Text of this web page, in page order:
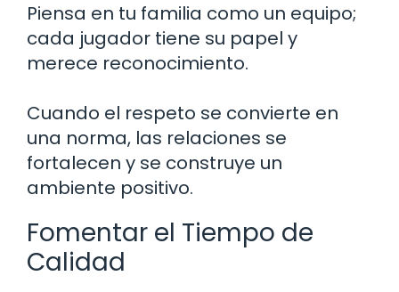
Piensa en tu familia como un equipo;
cada jugador tiene su papel y
merece reconocimiento.
Cuando el respeto se convierte en
una norma, las relaciones se
fortalecen y se construye un
ambiente positivo.
Fomentar el Tiempo de
Calidad